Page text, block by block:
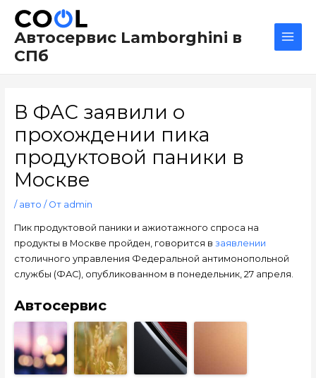
содержимому
Автосервис Lamborghini в
СПб
В ФАС заявили о
прохождении пика
продуктовой паники в
Москве
/ авто / От admin
Пик продуктовой паники и ажиотажного спроса на
продукты в Москве пройден, говорится в заявлении
столичного управления Федеральной антимонопольной
службы (ФАС), опубликованном в понедельник, 27 апреля.
Автосервис
по
записям